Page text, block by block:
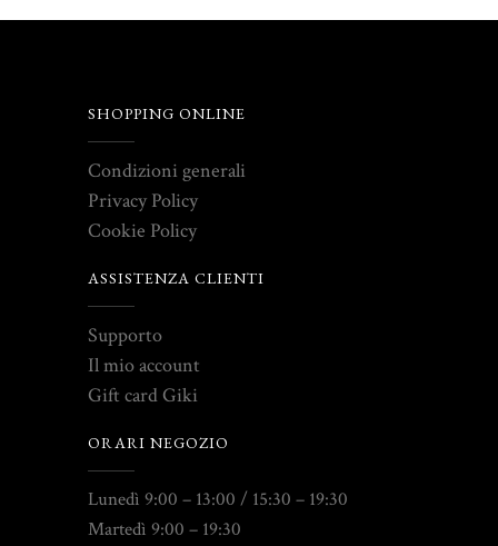
SHOPPING ONLINE
Condizioni generali
Privacy Policy
Cookie Policy
ASSISTENZA CLIENTI
Supporto
Il mio account
Gift card Giki
ORARI NEGOZIO
Lunedì 9:00 – 13:00 / 15:30 – 19:30
Martedì 9:00 – 19:30